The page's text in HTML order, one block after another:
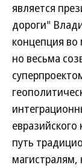
является
дороги"
концепция во
но весьма
путь
магистралям,